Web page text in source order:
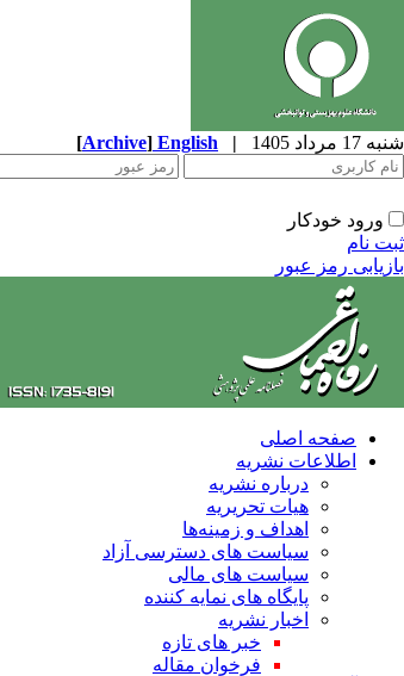
شنبه 17 مرداد 1405 |
English
[Archive]
ورود خودکار
ثبت نام
بازیابی رمز عبور
صفحه اصلی
اطلاعات نشریه
درباره نشریه
هیات تحریریه
اهداف و زمینه‌ها
سیاست های دسترسی آزاد
سیاست های مالی
پایگاه های نمایه کننده
اخبار نشریه
خبر های تازه
فرخوان مقاله